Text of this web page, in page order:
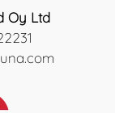
Oy Ltd